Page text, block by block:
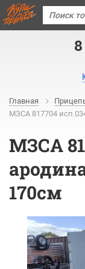
Главная
МЗСА 817704
МЗСА
170см